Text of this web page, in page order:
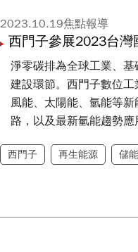
2023.10.19焦點報導
西門子參展2023台
淨零碳排為全球工業、
建設環節。西門子數位
風能、太陽能、氫能等新
路，以及最新氫能趨勢
西門子 再生能源 儲